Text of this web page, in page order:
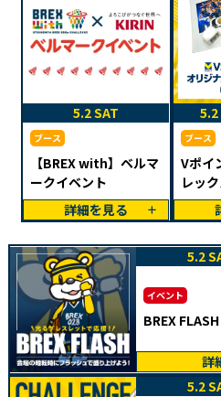
5.2 SAT
ブース
【BREX with】ベルマ
ークイベント
詳細を見る
5.2
ブース
Vポイ
レッ
ッズ
5.2
イベント
BREX FLASH
詳
5.2